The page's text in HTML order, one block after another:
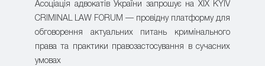
Асоціація адвокатів України запрошує на XIX KYIV
CRIMINAL LAW FORUM — провідну платформу для
обговорення актуальних питань кримінального
права та практики правозастосування в сучасних
умовах